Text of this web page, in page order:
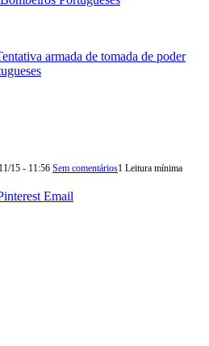
armada de tomada de poder
15 - 11:56 Sem comentários1 Leitura mínima
Email